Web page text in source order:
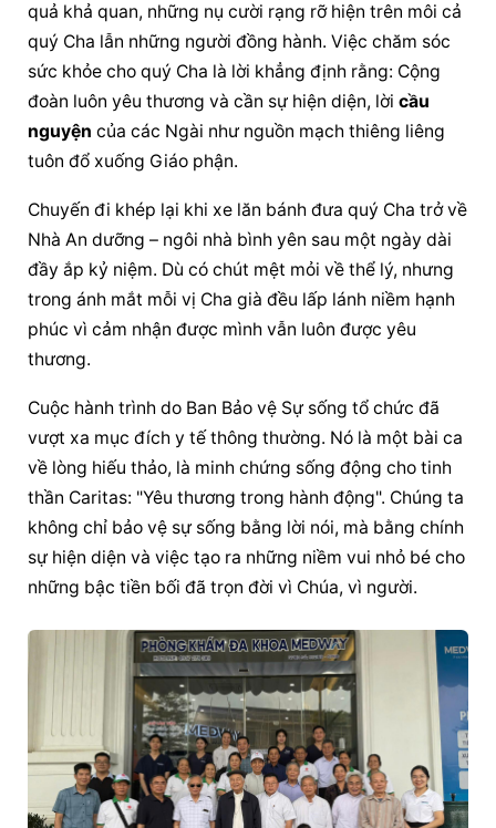
quả khả quan, những nụ cười rạng rỡ hiện trên môi cả
quý Cha lẫn những người đồng hành. Việc chăm sóc
sức khỏe cho quý Cha là lời khẳng định rằng: Cộng
đoàn luôn yêu thương và cần sự hiện diện, lời cầu
nguyện của các Ngài như nguồn mạch thiêng liêng
tuôn đổ xuống Giáo phận.
Chuyến đi khép lại khi xe lăn bánh đưa quý Cha trở về
Nhà An dưỡng – ngôi nhà bình yên sau một ngày dài
đầy ắp kỷ niệm. Dù có chút mệt mỏi về thể lý, nhưng
trong ánh mắt mỗi vị Cha già đều lấp lánh niềm hạnh
phúc vì cảm nhận được mình vẫn luôn được yêu
thương.
Cuộc hành trình do Ban Bảo vệ Sự sống tổ chức đã
vượt xa mục đích y tế thông thường. Nó là một bài ca
về lòng hiếu thảo, là minh chứng sống động cho tinh
thần Caritas: "Yêu thương trong hành động". Chúng ta
sự hiện diện và việc tạo ra những niềm vui nhỏ bé cho
những bậc tiền bối đã trọn đời vì Chúa, vì người.